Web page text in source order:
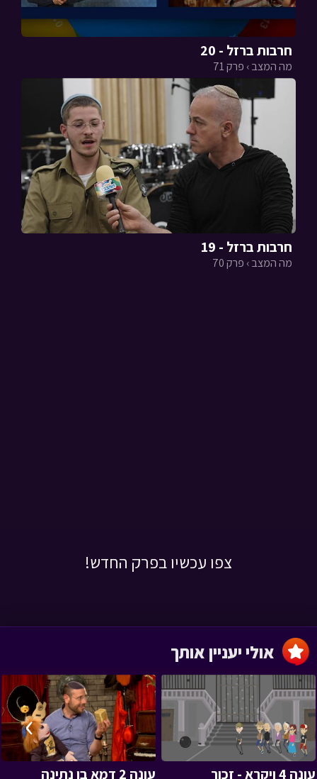
חרבות ברזל - 20
מה המצב › פרק 71
חרבות ברזל - 19
מה המצב › פרק 70
צפו עכשיו בפרק החדש!
עונה 4 ויקרא - זכור עונה 2 דמא בן נתינה
‹
›